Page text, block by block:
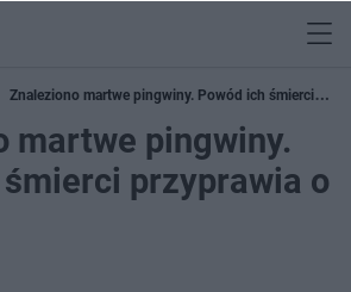
Znaleziono martwe pingwiny. Powód ich śmierci
martwe pingwiny.
przyprawia o